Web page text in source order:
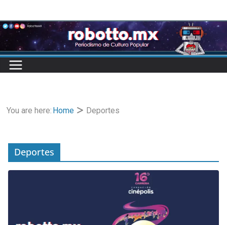
to
content
You are here: Home Deportes
Deportes